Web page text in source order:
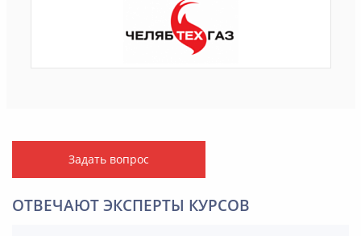
Задать вопрос
ОТВЕЧАЮТ ЭКСПЕРТЫ КУРСОВ